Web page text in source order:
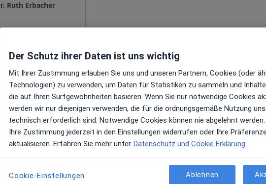
Ruth Erbacher
Burkert
Mehr
Bewertungen
Maps
7 Aug 8 Aug 9 Aug 10 Aug
Online-Terminbuchung nicht verfügbar
Terminanfrage senden
Der Schutz ihrer Daten ist uns wichtig
Mit Ihrer Zustimmung erlauben Sie uns und unseren Partnern, Cookies (oder
Technologien) zu verwenden, um Daten für Statistiken zu sammeln und
die auf Ihren Surfgewohnheiten basieren. Wenn Sie nur notwendige Cookies
werden wir nur diejenigen verwenden, die für die ordnungsgemäße Nutzung
technisch erforderlich sind. Notwendige Cookies können nie abgelehnt werden.
Ihre Zustimmung jederzeit in den Einstellungen widerrufen oder Ihre
aktualisieren. Erfahren Sie mehr unter Datenschutz und Cookie Erklärung
Cookie-Einstellungen Ablehnen